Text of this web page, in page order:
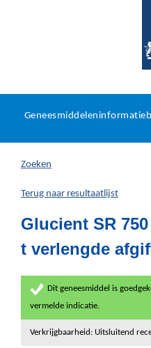
U
hier:
Zoeken
Terug naar resultaatlijst
Glucient SR
t verlengde
Dit geneesmiddel is
vermelde indicatie.
Verkrijgbaarheid: Uitsluitend